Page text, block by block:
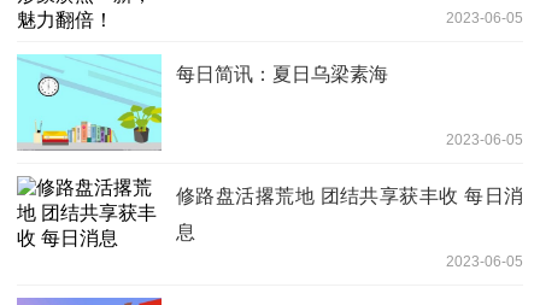
2023-06-05
每日简讯：夏日乌梁素海
2023-06-05
修路盘活撂荒地 团结共享获丰收 每日消
息
2023-06-05